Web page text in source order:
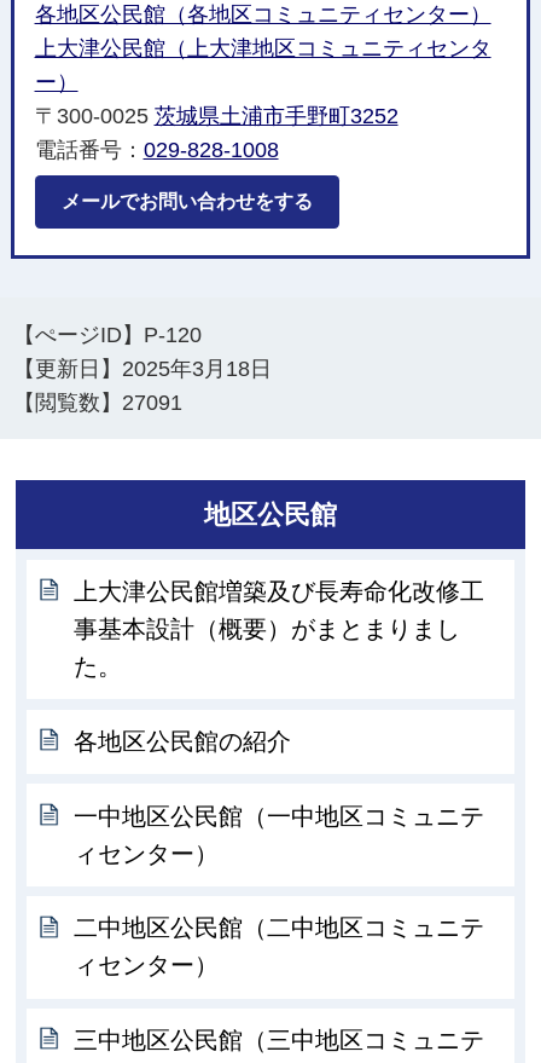
各地区公民館（各地区コミュニティセンター）
上大津公民館（上大津地区コミュニティセンタ
ー）
〒300-0025 茨城県土浦市手野町3252
電話番号： 029-828-1008
メールでお問い合わせをする
【ぺージID】 P-120
【更新日】 2025年3月18日
【閲覧数】 27091
地区公民館
上大津公民館増築及び長寿命化改修工
事基本設計（概要）がまとまりまし
た。
各地区公民館の紹介
一中地区公民館（一中地区コミュニテ
ィセンター）
二中地区公民館（二中地区コミュニテ
ィセンター）
三中地区公民館（三中地区コミュニテ